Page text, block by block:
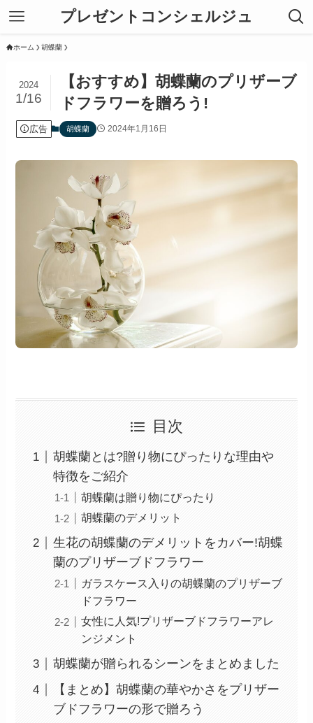
プレゼントコンシェルジュ
ホーム 胡蝶蘭
【おすすめ】胡蝶蘭のプリザーブ
ドフラワーを贈ろう!
2024
1/16
広告 胡蝶蘭 2024年1月16日
目次
胡蝶蘭とは?贈り物にぴったりな理由や
特徴をご紹介
胡蝶蘭は贈り物にぴったり
胡蝶蘭のデメリット
生花の胡蝶蘭のデメリットをカバー!胡蝶
蘭のプリザーブドフラワー
ガラスケース入りの胡蝶蘭のプリザーブ
ドフラワー
女性に人気!プリザーブドフラワーアレ
ンジメント
胡蝶蘭が贈られるシーンをまとめました
【まとめ】胡蝶蘭の華やかさをプリザー
ブドフラワーの形で贈ろう